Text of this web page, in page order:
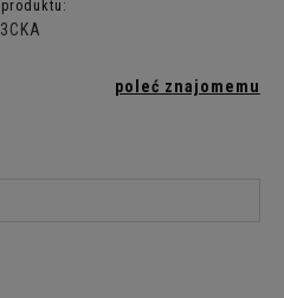
poleć znajomemu
kosztów płatności